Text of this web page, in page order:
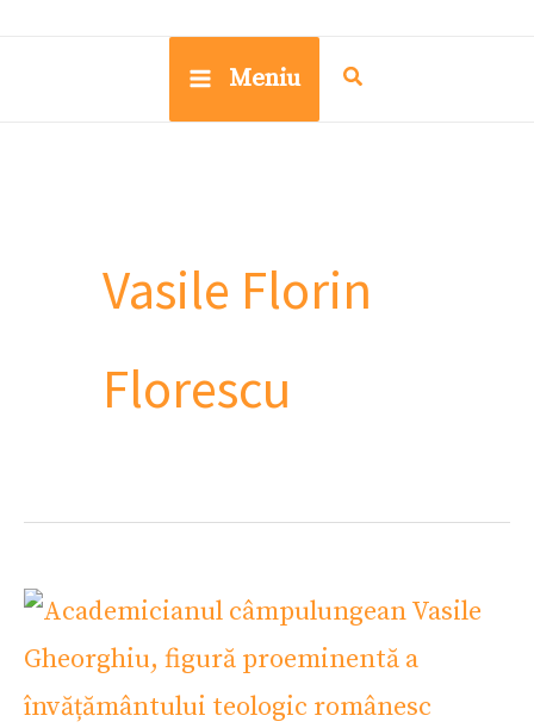
Meniu
Vasile Florin
Florescu